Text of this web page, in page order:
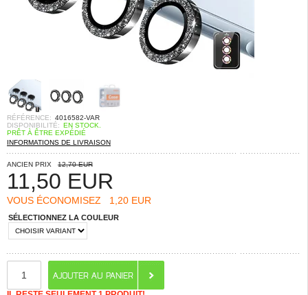
RÉFÉRENCE: 4016582-VAR
DISPONIBILITÉ: EN STOCK.
PRÊT À ÊTRE EXPÉDIÉ
INFORMATIONS DE LIVRAISON
ANCIEN PRIX 12,70 EUR
11,50 EUR
VOUS ÉCONOMISEZ 1,20 EUR
SÉLECTIONNEZ LA COULEUR